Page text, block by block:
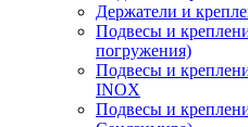
Держатели и
Подвесы и
погружения)
Подвесы и
INOX
Подвесы и